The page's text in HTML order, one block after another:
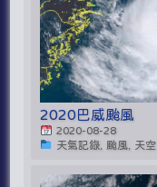
2020巴威颱風
2020-08-28
天氣記錄, 颱風, 天空